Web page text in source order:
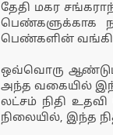
தேதி மகர
பெண்களுக்காக
பெண்களின் வங்கிக்
ஒவ்வொரு ஆண்டும்
அந்த வகையில்
லட்சம் நிதி
நிலையில், இந்த